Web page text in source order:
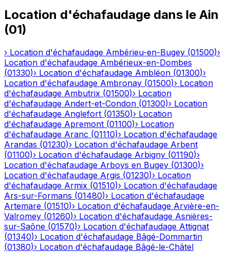
Location d'échafaudage dans le Ain
(01)
› Location d'échafaudage Ambérieu-en-Bugey (01500)›
Location d'échafaudage Ambérieux-en-Dombes
(01330)› Location d'échafaudage Ambléon (01300)›
Location d'échafaudage Ambronay (01500)› Location
d'échafaudage Ambutrix (01500)› Location
d'échafaudage Andert-et-Condon (01300)› Location
d'échafaudage Anglefort (01350)› Location
d'échafaudage Apremont (01100)› Location
d'échafaudage Aranc (01110)› Location d'échafaudage
Arandas (01230)› Location d'échafaudage Arbent
(01100)› Location d'échafaudage Arbigny (01190)›
Location d'échafaudage Arboys en Bugey (01300)›
Location d'échafaudage Argis (01230)› Location
d'échafaudage Armix (01510)› Location d'échafaudage
Ars-sur-Formans (01480)› Location d'échafaudage
Artemare (01510)› Location d'échafaudage Arvière-en-
Valromey (01260)› Location d'échafaudage Asnières-
sur-Saône (01570)› Location d'échafaudage Attignat
(01340)› Location d'échafaudage Bâgé-Dommartin
(01380)› Location d'échafaudage Bâgé-le-Châtel